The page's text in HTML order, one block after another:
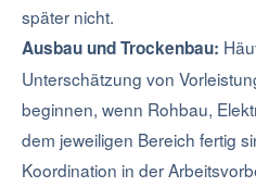
später nicht.
Ausbau und Trockenbau:
Unterschätzung von
beginnen, wenn Rohbau,
dem jeweiligen Bereich fertig
Koordination in der